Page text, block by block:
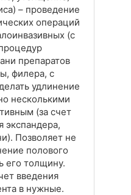
– проведение
операций
(с
препаратов
филера, с
удлинение
несколькими
(за счет
экспандера,
Позволяет не
полового
его толщину.
введения
в нужные.